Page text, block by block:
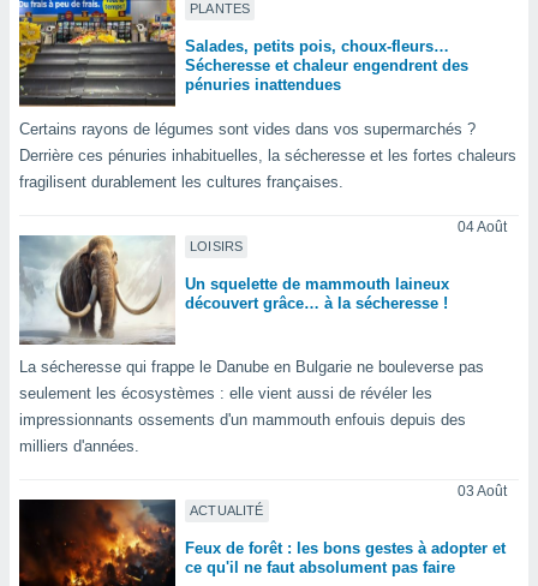
de
à vous
des
de très
sur
et
au
vous
de
qu'ils
ou
ainsi
PLANTES
Salades, petits pois, choux-fleurs…
Sécheresse et chaleur engendrent des
pénuries inattendues
Certains rayons de légumes sont vides dans vos supermarchés ?
Derrière ces pénuries inhabituelles, la sécheresse et les fortes chaleurs
fragilisent durablement les cultures françaises.
LOISIRS
04 Août
Un squelette de mammouth laineux
découvert grâce… à la sécheresse !
La sécheresse qui frappe le Danube en Bulgarie ne bouleverse pas
seulement les écosystèmes : elle vient aussi de révéler les
impressionnants ossements d'un mammouth enfouis depuis des
milliers d'années.
ACTUALITÉ
03 Août
Feux de forêt : les bons gestes à adopter et
ce qu'il ne faut absolument pas faire